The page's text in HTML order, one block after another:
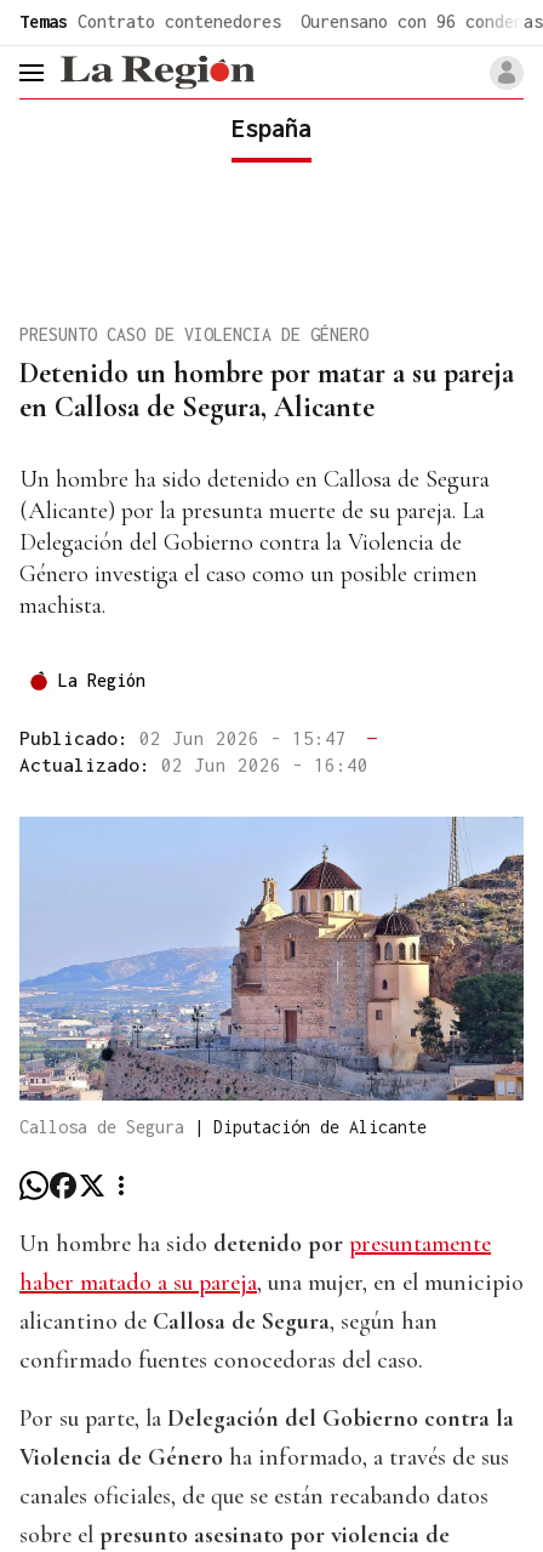
Temas Contrato contenedores Ourensano con 96 condenas
header.menu.open
España
Detenido un hombre por matar a su pareja
en Callosa de Segura, Alicante
PRESUNTO CASO DE VIOLENCIA DE GÉNERO
Un hombre ha sido detenido en Callosa de Segura
(Alicante) por la presunta muerte de su pareja. La
Delegación del Gobierno contra la Violencia de
Género investiga el caso como un posible crimen
machista.
La Región
Publicado: 02 Jun 2026 - 15:47
—
Actualizado: 02 Jun 2026 - 16:40
Callosa de Segura | Diputación de Alicante
Un hombre ha sido detenido por presuntamente
haber matado a su pareja, una mujer, en el municipio
alicantino de Callosa de Segura, según han
confirmado fuentes conocedoras del caso.
Por su parte, la Delegación del Gobierno contra la
Violencia de Género ha informado, a través de sus
canales oficiales, de que se están recabando datos
sobre el presunto asesinato por violencia de